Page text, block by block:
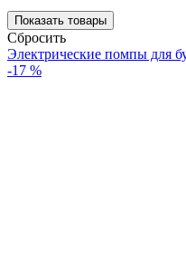
Cбросить
Электрические помпы для
-17 %